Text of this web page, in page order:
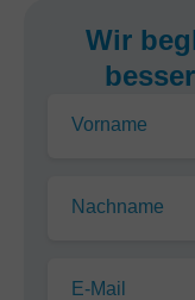
Wir
Vorname
Nachname
E-Mail